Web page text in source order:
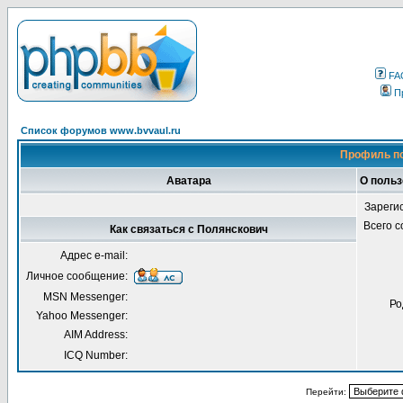
Список форумов www.bvvaul.ru
Профиль
Аватара О
Всего
Как связаться с Полянскович
Адрес e-mail:
Личное сообщение:
MSN Messenger:
Yahoo Messenger:
AIM Address:
ICQ Number:
Перейти: